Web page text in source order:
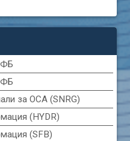
за ОСА (SNRG)
(HYDR)
(SFB)